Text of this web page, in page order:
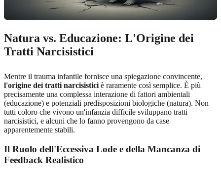
Natura vs. Educazione: L'Origine dei
Tratti Narcisistici
Mentre il trauma infantile fornisce una spiegazione convincente,
l'origine dei tratti narcisistici è raramente così semplice. È più
precisamente una complessa interazione di fattori ambientali
(educazione) e potenziali predisposizioni biologiche (natura). Non
tutti coloro che vivono un'infanzia difficile sviluppano tratti
narcisistici, e alcuni che lo fanno provengono da case
apparentemente stabili.
Il Ruolo dell'Eccessiva Lode e della Mancanza di
Feedback Realistico